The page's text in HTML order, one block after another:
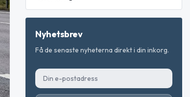
Nyhetsbrev
Få de senaste nyheterna direkt i din inkorg.